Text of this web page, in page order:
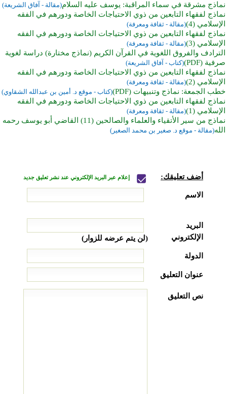
نماذج مشرقة في سماء المراقبة: يوسف عليه السلام(مقالة - آفاق الشريعة)
نماذج لفقهاء التابعين من ذوي الاحتياجات الخاصة ودورهم في الفقه
‏الإسلامي (4)
(مقالة - ثقافة ومعرفة)
نماذج لفقهاء التابعين من ذوي الاحتياجات الخاصة ودورهم في الفقه
الإسلامي (3)
(مقالة - ثقافة ومعرفة)
الترادف والفروق اللغوية في القرآن الكريم (نماذج مختارة) دراسة لغوية
صرفية (PDF)
(كتاب - آفاق الشريعة)
نماذج لفقهاء التابعين من ذوي الاحتياجات الخاصة ودورهم في الفقه
الإسلامي (2)
(مقالة - ثقافة ومعرفة)
خطب الجمعة: نماذج وتنبيهات (PDF) (كتاب - موقع د. أمين بن عبدالله الشقاوي)
نماذج لفقهاء التابعين من ذوي الاحتياجات الخاصة ودورهم في الفقه
الإسلامي (1)
(مقالة - ثقافة ومعرفة)
نماذج من سير الأتقياء والعلماء والصالحين (11) القاضي أبو يوسف رحمه
الله(مقالة - موقع د. صغير بن محمد الصغير)
أضف تعليقك: إعلام عبر البريد الإلكتروني عند نشر تعليق جديد
الاسم
البريد
الإلكتروني
(لن يتم عرضه للزوار)
الدولة
عنوان التعليق
نص التعليق